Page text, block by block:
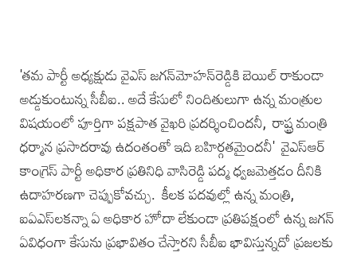
'తమ పార్టీ అధ్యక్షుడు వైఎస్ జగన్‌మోహన్‌రెడ్డికి బెయిల్ రాకుండా
అడ్డుకుంటున్న సీబీఐ.. అదే కేసులో నిందితులుగా ఉన్న మంత్రుల
విషయంలో పూర్తిగా పక్షపాత వైఖరి ప్రదర్శించిందనీ, రాష్ట్ర మంత్రి
ధర్మాన ప్రసాదరావు ఉదంతంతో ఇది బహిర్గతమైందనీ' వైఎస్‌ఆర్
కాంగ్రెస్ పార్టీ అధికార ప్రతినిధి వాసిరెడ్డి పద్మ ధ్వజమెత్తడం దీనికి
ఉదాహరణగా చెప్పుకోవచ్చు. కీలక పదవుల్లో ఉన్న మంత్రి,
ఐఏఎస్‌లకన్నా ఏ అధికార హోదా లేకుండా ప్రతిపక్షంలో ఉన్న జగన్
ఏవిధంగా కేసును ప్రభావితం చేస్తారని సీబీఐ భావిస్తున్నదో ప్రజలకు